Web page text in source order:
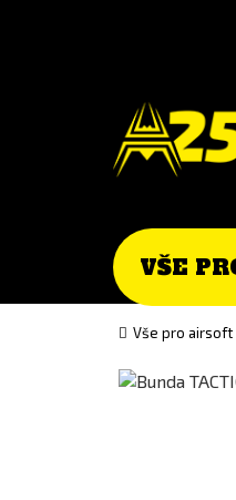
version
VŠE
Vše pro airsoft